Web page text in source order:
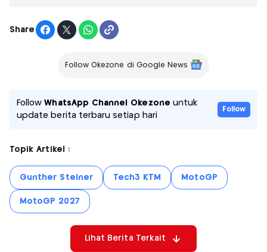
Share
Follow Okezone di Google News
FollowWhatsApp Channel Okezone untuk
update berita terbaru setiap hari
Follow
Topik Artikel :
Gunther Steiner Tech3 KTM MotoGP
MotoGP 2027
Lihat Berita Terkait